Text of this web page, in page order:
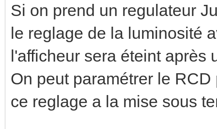
Si on prend un regulateur
le reglage de la luminosité
l'afficheur sera éteint après
On peut paramétrer le
ce reglage a la mise sous